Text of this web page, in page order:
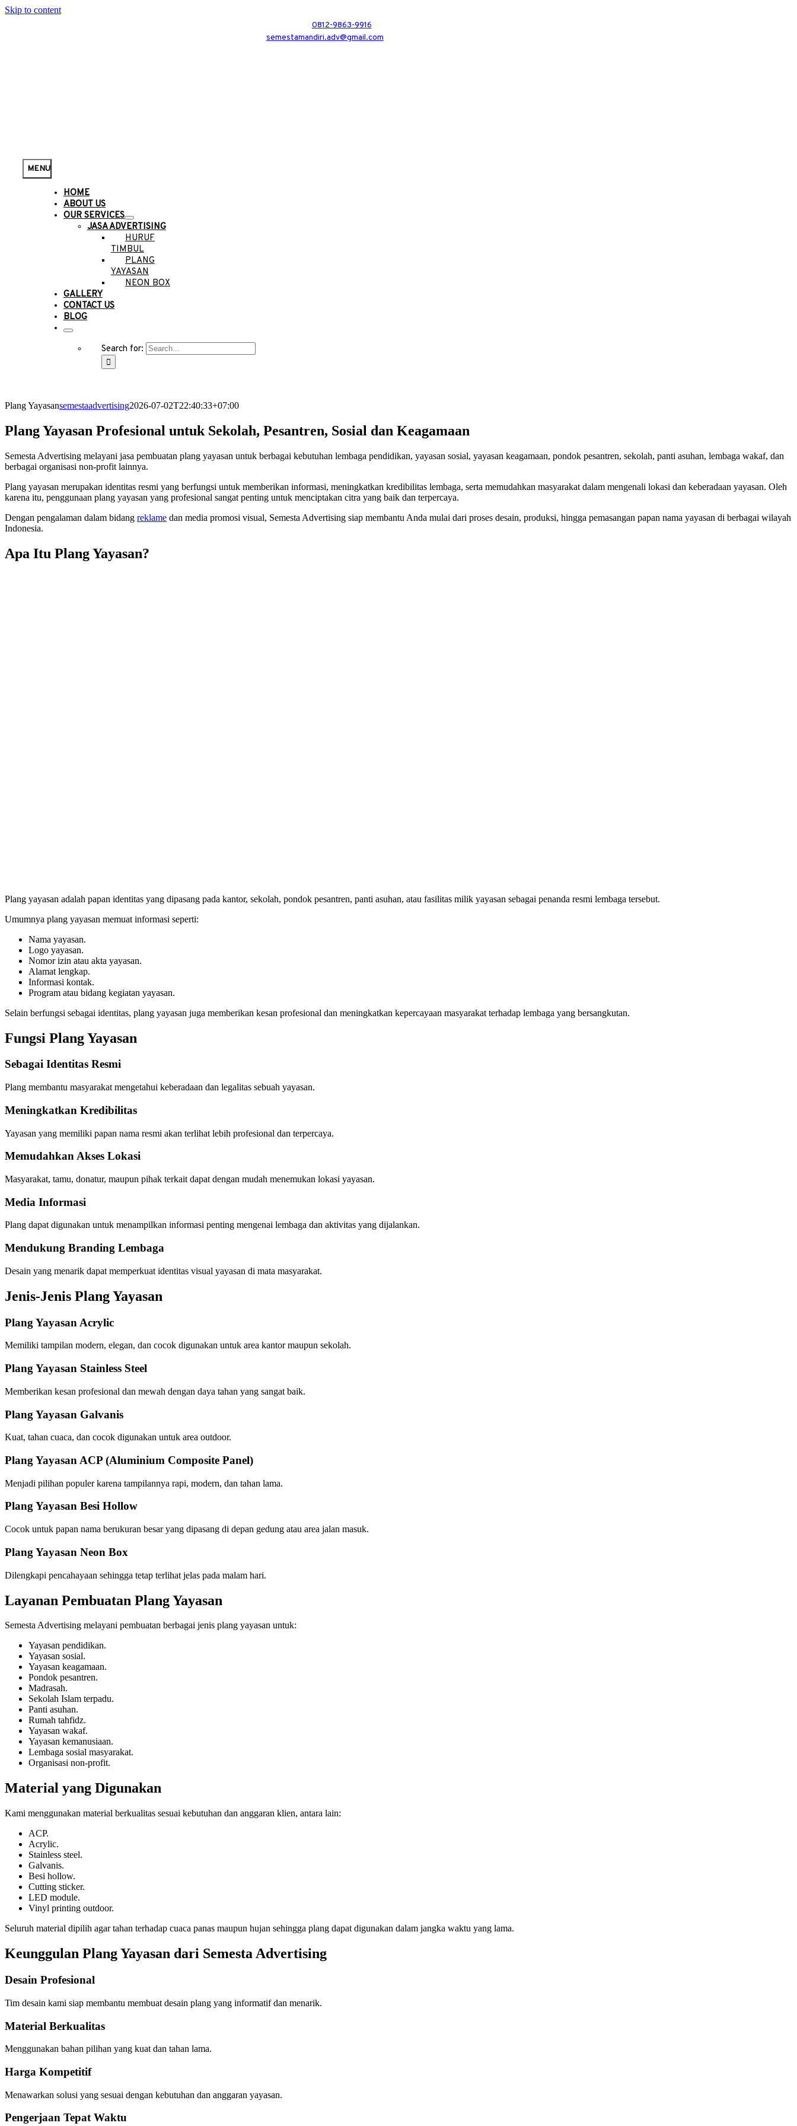
Skip to content
0812-9863-9916
semestamandiri.adv@gmail.com
MENU
HOME
ABOUT US
OUR SERVICES
JASA ADVERTISING
HURUF
TIMBUL
PLANG
YAYASAN
NEON BOX
GALLERY
CONTACT US
BLOG
Search for:
Plang Yayasansemestaadvertising2026-07-02T22:40:33+07:00
Plang Yayasan Profesional untuk Sekolah, Pesantren, Sosial dan Keagamaan
Semesta Advertising melayani jasa pembuatan plang yayasan untuk berbagai kebutuhan lembaga pendidikan, yayasan sosial, yayasan keagamaan, pondok pesantren, sekolah, panti asuhan, lembaga wakaf, dan
berbagai organisasi non-profit lainnya.
Plang yayasan merupakan identitas resmi yang berfungsi untuk memberikan informasi, meningkatkan kredibilitas lembaga, serta memudahkan masyarakat dalam mengenali lokasi dan keberadaan yayasan. Oleh
karena itu, penggunaan plang yayasan yang profesional sangat penting untuk menciptakan citra yang baik dan terpercaya.
Dengan pengalaman dalam bidang reklame dan media promosi visual, Semesta Advertising siap membantu Anda mulai dari proses desain, produksi, hingga pemasangan papan nama yayasan di berbagai wilayah
Indonesia.
Apa Itu Plang Yayasan?
Plang yayasan adalah papan identitas yang dipasang pada kantor, sekolah, pondok pesantren, panti asuhan, atau fasilitas milik yayasan sebagai penanda resmi lembaga tersebut.
Umumnya plang yayasan memuat informasi seperti:
Nama yayasan.
Logo yayasan.
Nomor izin atau akta yayasan.
Alamat lengkap.
Informasi kontak.
Program atau bidang kegiatan yayasan.
Selain berfungsi sebagai identitas, plang yayasan juga memberikan kesan profesional dan meningkatkan kepercayaan masyarakat terhadap lembaga yang bersangkutan.
Fungsi Plang Yayasan
Sebagai Identitas Resmi
Plang membantu masyarakat mengetahui keberadaan dan legalitas sebuah yayasan.
Meningkatkan Kredibilitas
Yayasan yang memiliki papan nama resmi akan terlihat lebih profesional dan terpercaya.
Memudahkan Akses Lokasi
Masyarakat, tamu, donatur, maupun pihak terkait dapat dengan mudah menemukan lokasi yayasan.
Media Informasi
Plang dapat digunakan untuk menampilkan informasi penting mengenai lembaga dan aktivitas yang dijalankan.
Mendukung Branding Lembaga
Desain yang menarik dapat memperkuat identitas visual yayasan di mata masyarakat.
Jenis-Jenis Plang Yayasan
Plang Yayasan Acrylic
Memiliki tampilan modern, elegan, dan cocok digunakan untuk area kantor maupun sekolah.
Plang Yayasan Stainless Steel
Memberikan kesan profesional dan mewah dengan daya tahan yang sangat baik.
Plang Yayasan Galvanis
Kuat, tahan cuaca, dan cocok digunakan untuk area outdoor.
Plang Yayasan ACP (Aluminium Composite Panel)
Menjadi pilihan populer karena tampilannya rapi, modern, dan tahan lama.
Plang Yayasan Besi Hollow
Cocok untuk papan nama berukuran besar yang dipasang di depan gedung atau area jalan masuk.
Plang Yayasan Neon Box
Dilengkapi pencahayaan sehingga tetap terlihat jelas pada malam hari.
Layanan Pembuatan Plang Yayasan
Semesta Advertising melayani pembuatan berbagai jenis plang yayasan untuk:
Yayasan pendidikan.
Yayasan sosial.
Yayasan keagamaan.
Pondok pesantren.
Madrasah.
Sekolah Islam terpadu.
Panti asuhan.
Rumah tahfidz.
Yayasan wakaf.
Yayasan kemanusiaan.
Lembaga sosial masyarakat.
Organisasi non-profit.
Material yang Digunakan
Kami menggunakan material berkualitas sesuai kebutuhan dan anggaran klien, antara lain:
ACP.
Acrylic.
Stainless steel.
Galvanis.
Besi hollow.
Cutting sticker.
LED module.
Vinyl printing outdoor.
Seluruh material dipilih agar tahan terhadap cuaca panas maupun hujan sehingga plang dapat digunakan dalam jangka waktu yang lama.
Keunggulan Plang Yayasan dari Semesta Advertising
Desain Profesional
Tim desain kami siap membantu membuat desain plang yang informatif dan menarik.
Material Berkualitas
Menggunakan bahan pilihan yang kuat dan tahan lama.
Harga Kompetitif
Menawarkan solusi yang sesuai dengan kebutuhan dan anggaran yayasan.
Pengerjaan Tepat Waktu